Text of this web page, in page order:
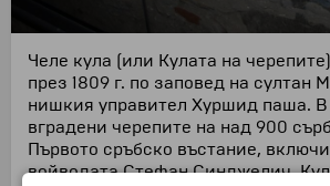
Челе кула (или Кулата на
през 1809 г. по заповед на султан
нишкия управител Хуршид паша. В
вградени черепите на над 900
Първото сръбско въстание,
войводата Стефан Синджелич.